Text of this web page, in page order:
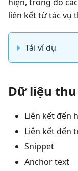
liên kết từ tác vụ
Tải ví dụ
Dữ liệu
Liên kết đến
Liên kết đến
Snippet
Anchor text